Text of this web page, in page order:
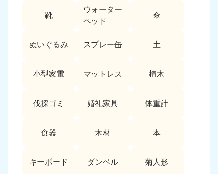
靴
ウォーター
ベッド
傘
ぬいぐるみ スプレー缶 土
小型家電 マットレス 植木
伐採ゴミ 婚礼家具 体重計
食器 木材 本
キーボード ダンベル 菊人形
群馬県
050-1881-5267
愛知県
9:00〜19:00 年中無休
岐阜県
9:00〜19:00 年中無休
050-1881-5256 050-1881-5260
福井県 石川県